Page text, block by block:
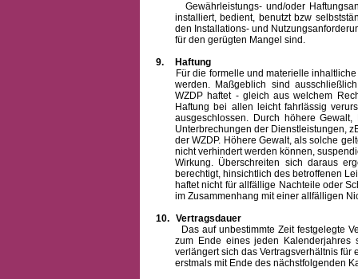
Gewährleistungs- und/oder
installiert, bedient, benutzt bzw
den Installations- und
für den gerügten Mangel sind.
9.
Haftung
Für die formelle und materielle
werden. Maßgeblich sind
WZDP haftet - gleich aus welchem
Haftung bei allen leicht fahrlässig
ausgeschlossen. Durch höhere
Unterbrechungen der Dienstleistungen,
der WZDP. Höhere Gewalt, als solche
nicht verhindert werden können,
Wirkung. Überschreiten sich daraus
berechtigt, hinsichtlich des betroffenen
haftet nicht für allfällige Nachteile oder
im Zusammenhang mit einer allfälligen
10. Vertragsdauer
Das auf unbestimmte Zeit festgelegte
zum Ende eines jeden Kalenderjahres
verlängert sich das Vertragsverhältnis
erstmals mit Ende des nächstfolgenden